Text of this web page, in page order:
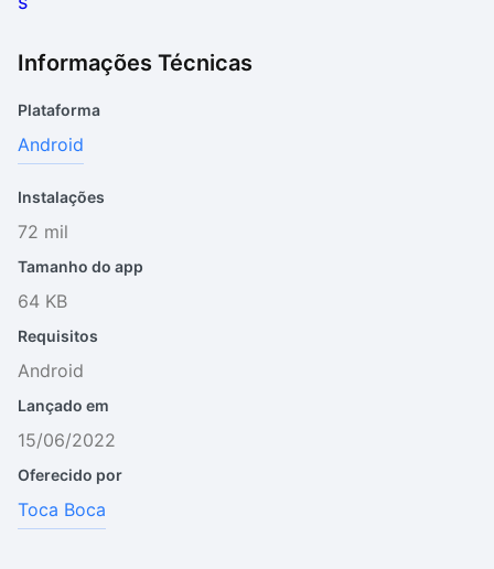
Informações Técnicas
Plataforma
Android
Instalações
72 mil
Tamanho do app
64 KB
Requisitos
Android
Lançado em
15/06/2022
Oferecido por
Toca Boca